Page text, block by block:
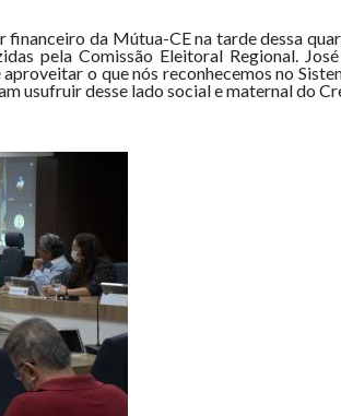
da Mútua-CE na tarde dessa
pela Comissão Eleitoral Regional.
o que nós reconhecemos no
usufruir desse lado social e maternal do